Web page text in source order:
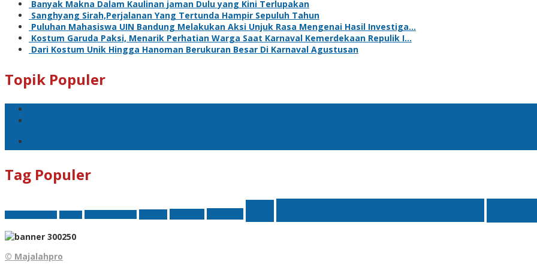
Banyak Makna Dalam Kaulinan jaman Dulu yang Kini Terlupakan
Sanghyang Sirah,Perjalanan Yang Tertunda Hampir Sepuluh Tahun
Puluhan Mahasiswa UIN Bandung Melakukan Aksi Unjuk Rasa Mengenai Hasil Investiga…
Kostum Garuda Paksi, Menarik Perhatian Warga Saat Karnaval Kemerdekaan Repulik I…
Dari Kostum Unik Hingga Hanoman Berukuran Besar Di Karnaval Agustusan
Topik Populer
Tag Populer
© Majalahpro